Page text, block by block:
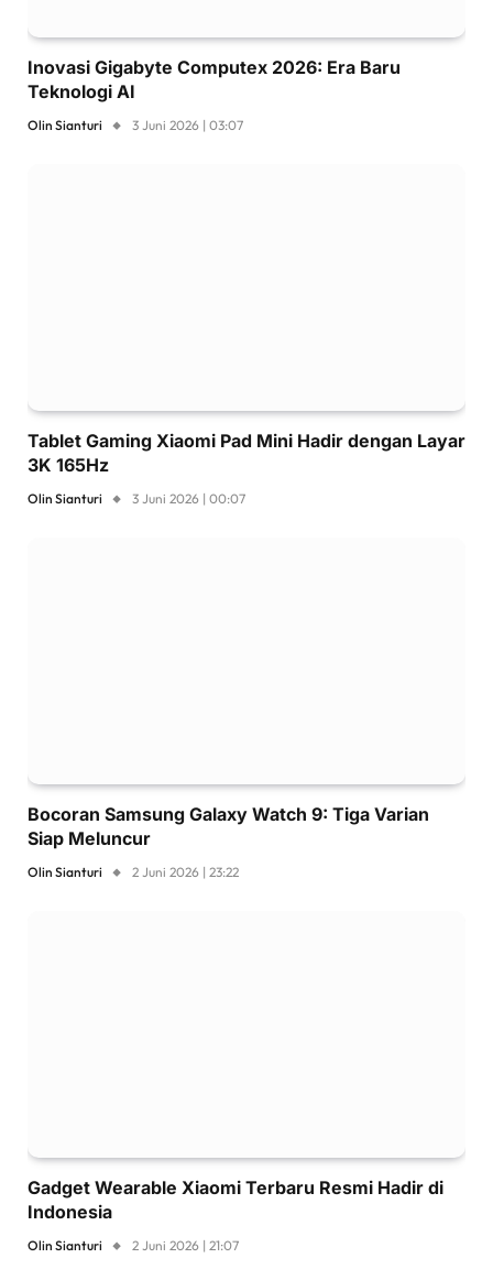
Inovasi Gigabyte Computex 2026: Era Baru
Teknologi AI
Olin Sianturi 3 Juni 2026 | 03:07
Tablet Gaming Xiaomi Pad Mini Hadir dengan Layar
3K 165Hz
Olin Sianturi 3 Juni 2026 | 00:07
Bocoran Samsung Galaxy Watch 9: Tiga Varian
Siap Meluncur
Olin Sianturi 2 Juni 2026 | 23:22
Gadget Wearable Xiaomi Terbaru Resmi Hadir di
Indonesia
Olin Sianturi 2 Juni 2026 | 21:07